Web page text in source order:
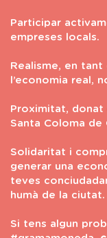
Participar
empreses locals.
Realisme, en tant
l’economia real,
Proximitat, donat
Santa Coloma de
Solidaritat i
generar una
teves
humà de la ciutat.
Si tens algun